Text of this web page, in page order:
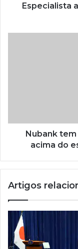
Especialista
Nubank tem
acima do
Artigos